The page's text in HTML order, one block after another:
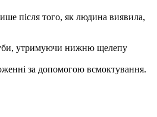
після того, як людина виявила,
утримуючи нижню щелепу
за допомогою всмоктування.